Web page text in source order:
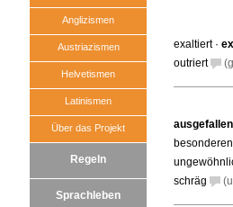
Anglizismen
Austriazismen
Helvetismen
Latinismen
Über das Projekt
Regeln
Sprachleben
exaltiert·
outriert
ausgefallen
schräg